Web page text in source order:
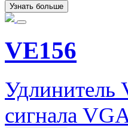
Узнать больше
VE156
Удлинитель
сигнала